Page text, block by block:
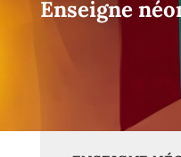
Enseigne